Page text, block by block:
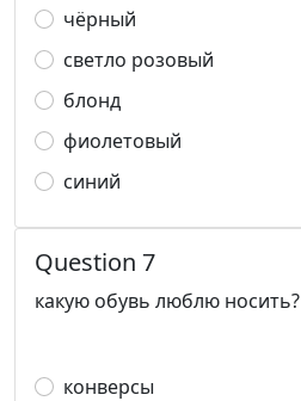
чёрный
светло розовый
блонд
фиолетовый
синий
Question 7
какую обувь люблю носить?
конверсы